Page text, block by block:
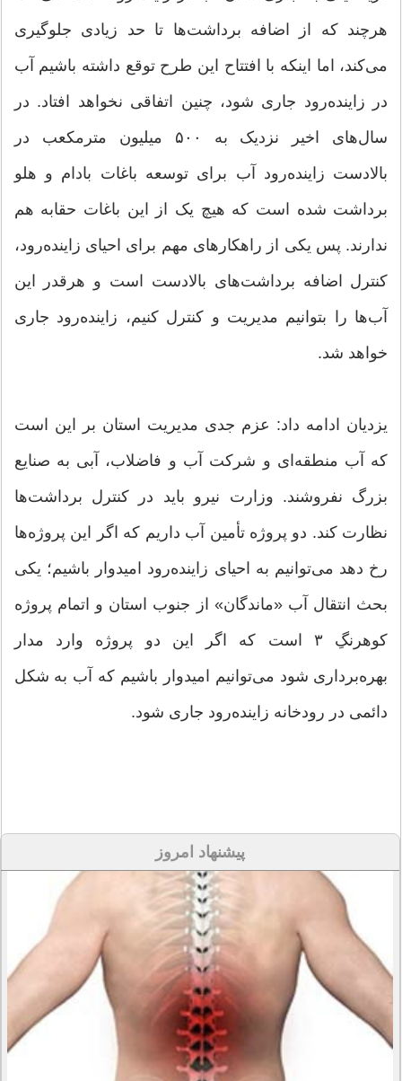
هرچند که از اضافه برداشت‌ها تا حد زیادی جلوگیری
می‌کند، اما اینکه با افتتاح این طرح توقع داشته باشیم آب
در زاینده‌رود جاری شود، چنین اتفاقی نخواهد افتاد. در
سال‌های اخیر نزدیک به ۵۰۰ میلیون مترمکعب در
بالادست زاینده‌رود آب برای توسعه باغات بادام و هلو
برداشت شده است که هیچ یک از این باغات حقابه هم
ندارند. پس یکی از راهکارهای مهم برای احیای زاینده‌رود،
کنترل اضافه برداشت‌های بالادست است و هرقدر این
آب‌ها را بتوانیم مدیریت و کنترل کنیم، زاینده‌رود جاری
خواهد شد.
یزدیان ادامه داد: عزم جدی مدیریت استان بر این است
که آب منطقه‌ای و شرکت آب و فاضلاب، آبی به صنایع
بزرگ نفروشند. وزارت نیرو باید در کنترل برداشت‌ها
نظارت کند. دو پروژه تأمین آب داریم که اگر این پروژه‌ها
رخ دهد می‌توانیم به احیای زاینده‌رود امیدوار باشیم؛ یکی
بحث انتقال آب «ماندگان» از جنوب استان و اتمام پروژه
کوهرنگِ ۳ است که اگر این دو پروژه وارد مدار
بهره‌برداری شود می‌توانیم امیدوار باشیم که آب به شکل
دائمی در رودخانه زاینده‌رود جاری شود.
پیشنهاد امروز